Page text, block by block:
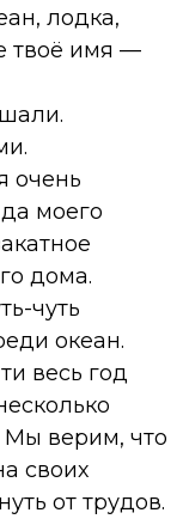
лодка,
твоё имя —
очень
моего
дома.
чуть
океан.
весь год
Мы верим, что
своих
от трудов.